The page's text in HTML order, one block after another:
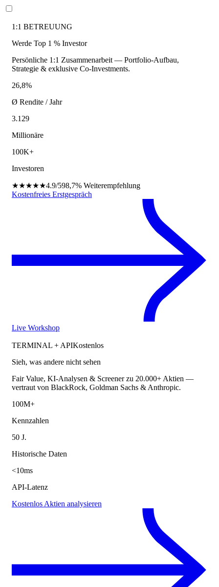
1:1 BETREUUNG
Werde Top 1 % Investor
Persönliche 1:1 Zusammenarbeit — Portfolio-Aufbau,
Strategie & exklusive Co-Investments.
26,8%
Ø Rendite / Jahr
3.129
Millionäre
100K+
Investoren
★★★★★4.9/598,7% Weiterempfehlung
Kostenfreies Erstgespräch
Live Workshop
TERMINAL + APIKostenlos
Sieh, was andere nicht sehen
Fair Value, KI-Analysen & Screener zu 20.000+ Aktien —
vertraut von BlackRock, Goldman Sachs & Anthropic.
100M+
Kennzahlen
50 J.
Historische Daten
<10ms
API-Latenz
Kostenlos Aktien analysieren